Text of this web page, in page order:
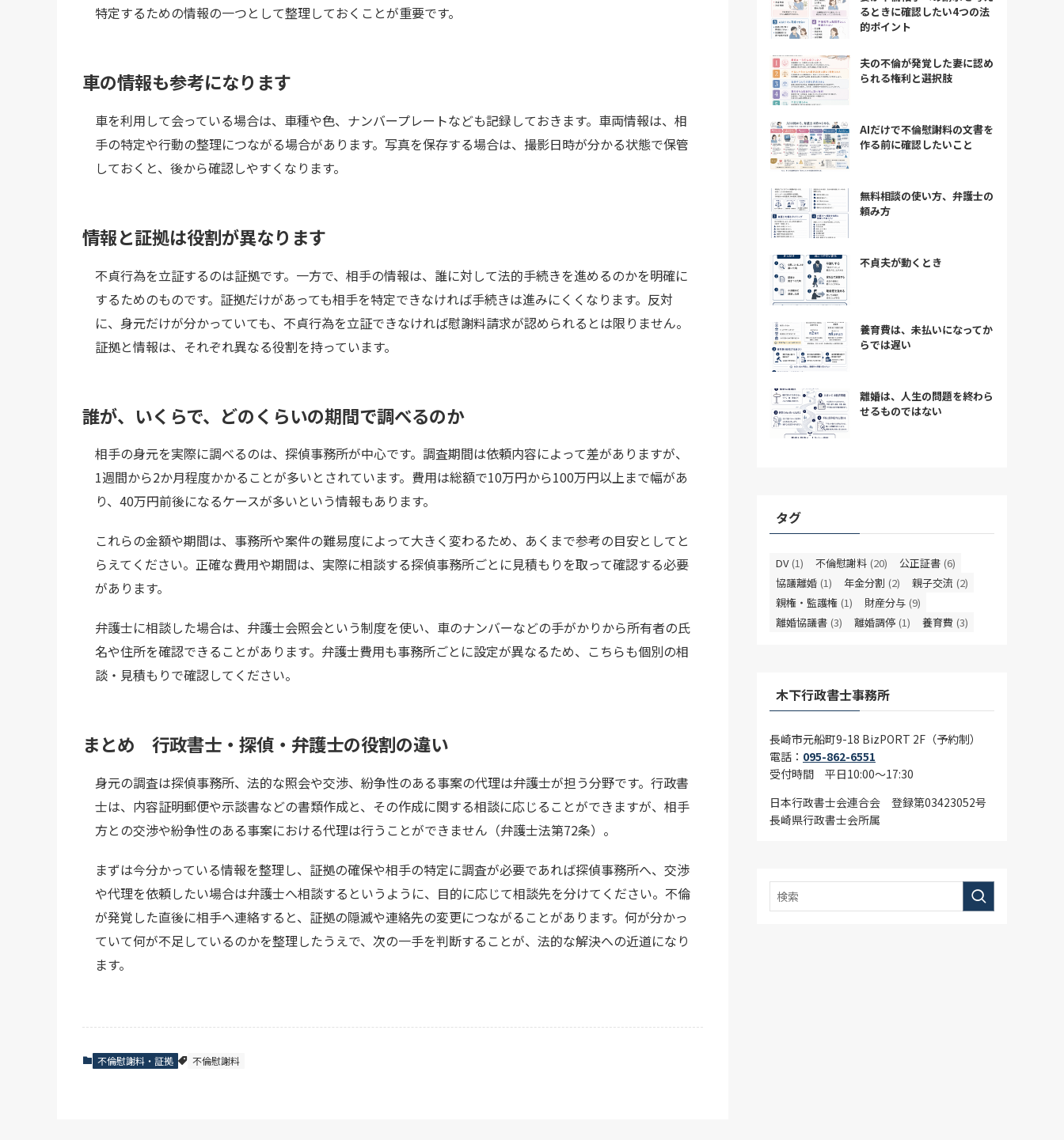
特定するための情報の一つとして整理しておくことが重要です。
車の情報も参考になります
車を利用して会っている場合は、車種や色、ナンバープレートなども記録しておきます。車両情報は、相
手の特定や行動の整理につながる場合があります。写真を保存する場合は、撮影日時が分かる状態で保管
しておくと、後から確認しやすくなります。
情報と証拠は役割が異なります
不貞行為を立証するのは証拠です。一方で、相手の情報は、誰に対して法的手続きを進めるのかを明確に
するためのものです。証拠だけがあっても相手を特定できなければ手続きは進みにくくなります。反対
に、身元だけが分かっていても、不貞行為を立証できなければ慰謝料請求が認められるとは限りません。
証拠と情報は、それぞれ異なる役割を持っています。
誰が、いくらで、どのくらいの期間で調べるのか
相手の身元を実際に調べるのは、探偵事務所が中心です。調査期間は依頼内容によって差がありますが、
1週間から2か月程度かかることが多いとされています。費用は総額で10万円から100万円以上まで幅があ
り、40万円前後になるケースが多いという情報もあります。
これらの金額や期間は、事務所や案件の難易度によって大きく変わるため、あくまで参考の目安としてと
らえてください。正確な費用や期間は、実際に相談する探偵事務所ごとに見積もりを取って確認する必要
があります。
弁護士に相談した場合は、弁護士会照会という制度を使い、車のナンバーなどの手がかりから所有者の氏
名や住所を確認できることがあります。弁護士費用も事務所ごとに設定が異なるため、こちらも個別の相
談・見積もりで確認してください。
まとめ 行政書士・探偵・弁護士の役割の違い
身元の調査は探偵事務所、法的な照会や交渉、紛争性のある事案の代理は弁護士が担う分野です。行政書
士は、内容証明郵便や示談書などの書類作成と、その作成に関する相談に応じることができますが、相手
方との交渉や紛争性のある事案における代理は行うことができません（弁護士法第72条）。
まずは今分かっている情報を整理し、証拠の確保や相手の特定に調査が必要であれば探偵事務所へ、交渉
や代理を依頼したい場合は弁護士へ相談するというように、目的に応じて相談先を分けてください。不倫
が発覚した直後に相手へ連絡すると、証拠の隠滅や連絡先の変更につながることがあります。何が分かっ
ていて何が不足しているのかを整理したうえで、次の一手を判断することが、法的な解決への近道になり
ます。
不倫慰謝料・証拠 不倫慰謝料
るときに確認したい4つの法
的ポイント
夫の不倫が発覚した妻に認め
られる権利と選択肢
AIだけで不倫慰謝料の文書を
作る前に確認したいこと
無料相談の使い方、弁護士の
頼み方
不貞夫が動くとき
養育費は、未払いになってか
らでは遅い
離婚は、人生の問題を終わら
せるものではない
タグ
DV (1) 不倫慰謝料 (20) 公正証書 (6)
協議離婚 (1) 年金分割 (2) 親子交流 (2)
親権・監護権 (1) 財産分与 (9)
離婚協議書 (3) 離婚調停 (1) 養育費 (3)
木下行政書士事務所
長崎市元船町9-18 BizPORT 2F（予約制）
電話： 095-862-6551
受付時間 平日10:00〜17:30
日本行政書士会連合会 登録第03423052号
長崎県行政書士会所属